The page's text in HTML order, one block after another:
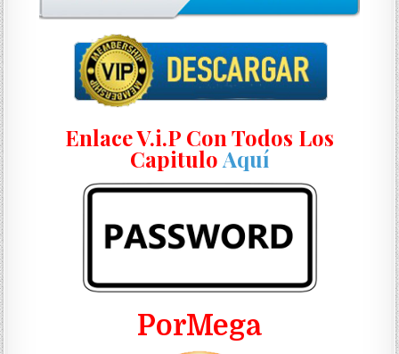
Enlace V.i.P Con Todos Los
Capitulo Aquí
PorMega